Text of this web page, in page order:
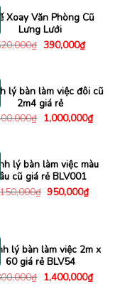
Xoay Văn Phòng Cũ
Lưng Lưới
₫ Giá
390,000₫Giá
hiện
lý bàn làm việc đôi cũ
2m4 giá rẻ
₫ Giá
gốc
1,000,000₫Giá
hiện
lý bàn làm việc màu
nâu cũ giá rẻ BLV001
₫ Giá
950,000₫Giá
hiện
lý bàn làm việc 2m x
60 giá rẻ BLV54
₫ Giá
gốc
1,400,000₫Giá
hiện